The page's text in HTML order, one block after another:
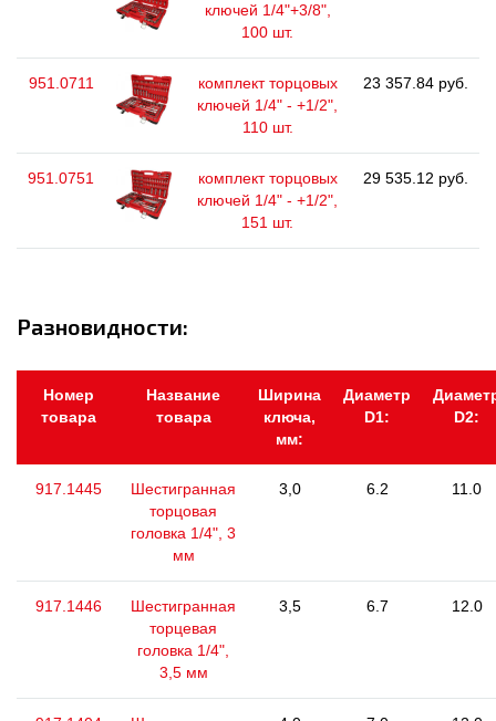
ключей 1/4"+3/8",
100 шт.
951.0711
комплект торцовых
ключей 1/4" - +1/2",
110 шт.
23 357.84 руб.
951.0751
комплект торцовых
ключей 1/4" - +1/2",
151 шт.
29 535.12 руб.
Разновидности:
Номер
товара
Название
товара
Ширина
ключа,
мм:
Диаметр
D1:
D2:
917.1445
Шестигранная
торцовая
головка 1/4", 3
мм
3,0 6.2 11.0
917.1446
Шестигранная
торцевая
головка 1/4",
3,5 мм
3,5 6.7 12.0